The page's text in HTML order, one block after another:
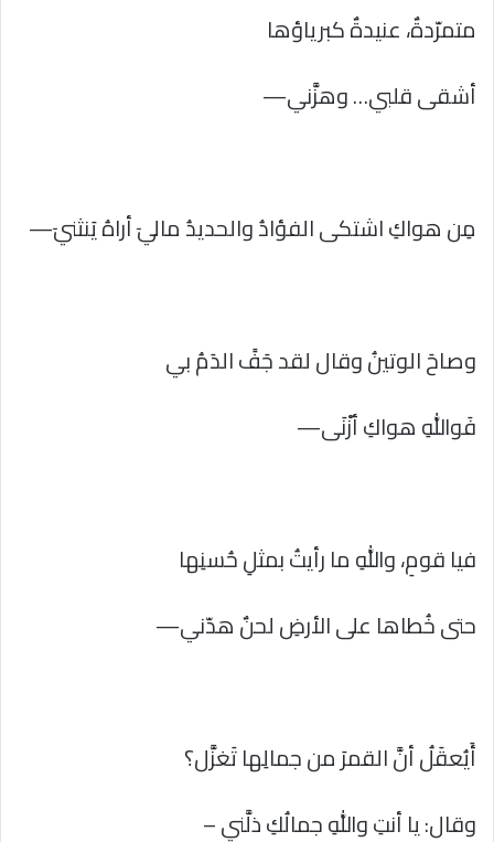
متمرّدةٌ، عنيدةٌ كبرياؤها
أشقى قلبي… وهزَّني—
مِن هواكِ اشتكى الفؤادُ والحديدُ ماليٓ أراهُ يَنثنيٓ—
وصاحَ الوتينُ وقال لقد جَفََ الدَمُ بي
فَواللهِ هواكِ أزْنَى—
فيا قومِ، واللهِ ما رأيتُ بمثلِ حُسنِها
حتى خُطاها على الأرضِ لحنٌ هدّني—
أَيُعقَلُ أنَّ القمرَ من جمالِها تَغزَّل؟
وقال: يا أنتِ واللهِ جمالُكِ ذلَّني –